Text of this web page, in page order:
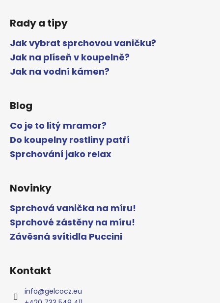
Rady a tipy
Jak vybrat sprchovou vaničku?
Jak na plíseň v koupelně?
Jak na vodní kámen?
Blog
Co je to litý mramor?
Do koupelny rostliny patří
Sprchování jako relax
Novinky
Sprchová vanička na míru!
Sprchové zástěny na míru!
Závěsná svítidla Puccini
Kontakt
info@gelcocz.eu